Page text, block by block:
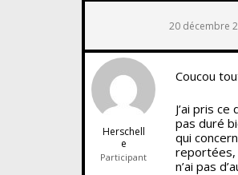
20 décembre
Herschell
e
Participant
Coucou
J’ai pris
pas duré
qui
reportées,
n’ai pas